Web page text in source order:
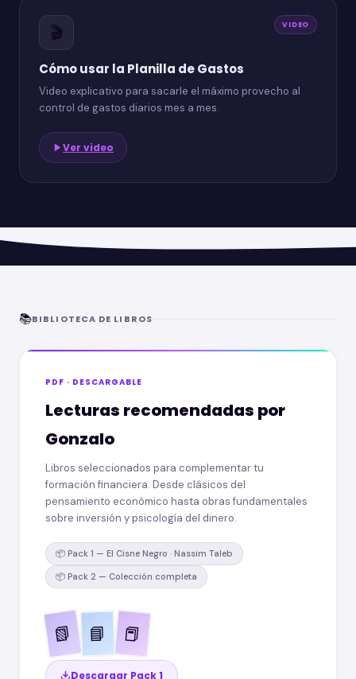
🎬 VIDEO
Cómo usar la Planilla de Gastos
Video explicativo para sacarle el máximo provecho al
control de gastos diarios mes a mes.
Ver video
📚BIBLIOTECA DE LIBROS
PDF · DESCARGABLE
Lecturas recomendadas por
Gonzalo
Libros seleccionados para complementar tu
formación financiera. Desde clásicos del
pensamiento económico hasta obras fundamentales
sobre inversión y psicología del dinero.
📦 Pack 1 — El Cisne Negro · Nassim Taleb
📦 Pack 2 — Colección completa
📗 📘 📕
Descargar Pack 1